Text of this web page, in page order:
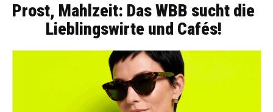
Prost, Mahlzeit: Das WBB sucht die
Lieblingswirte und Cafés!